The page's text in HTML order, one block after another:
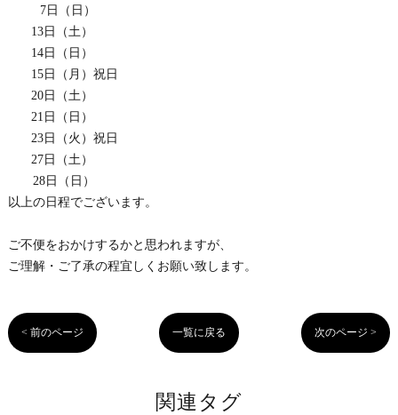
7日（日）
13日（土）
14日（日）
15日（月）祝日
20日（土）
21日（日）
23日（火）祝日
27日（土）
28日（日）
以上の日程でございます。
ご不便をおかけするかと思われますが、
ご理解・ご了承の程宜しくお願い致します。
< 前のページ 一覧に戻る 次のページ >
関連タグ